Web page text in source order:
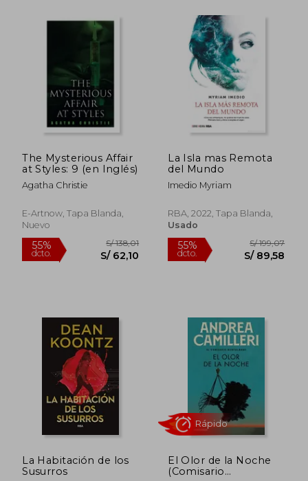
40%
dcto. S/ 54,02
40%
dcto.
55%
dcto.
S/ 172,20 40%
dcto.
The Mysterious Affair
at Styles: 9 (en Inglés)
Agatha Christie
E-Artnow, Tapa Blanda,
Nuevo
La Isla mas Remota
del Mundo
Imedio Myriam
RBA, 2022, Tapa Blanda,
Usado
La Habitación de los
Susurros
El Olor de la Noche
(Comisario